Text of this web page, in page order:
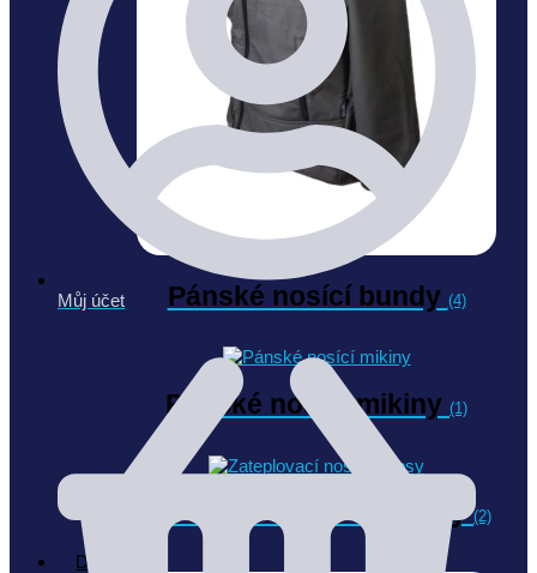
Pánské nosící bundy (4)
Pánské nosící mikiny (1)
Zateplovací nosící kapsy(2)
Doplňky
Můj účet